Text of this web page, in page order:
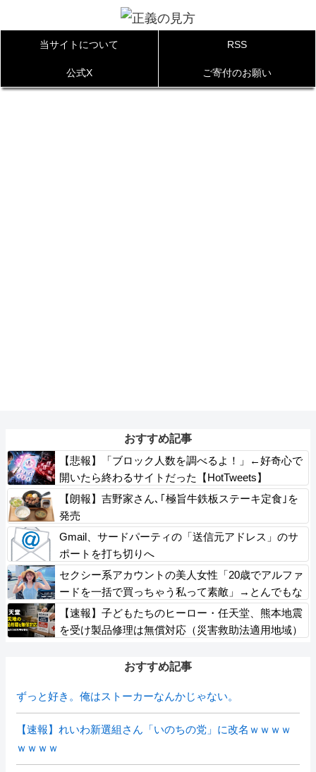
当サイトについて RSS
公式X ご寄付のお願い
おすすめ記事
【悲報】「ブロック人数を調べるよ！」←好奇心で
開いたら終わるサイトだった【HotTweets】
【朗報】吉野家さん､｢極旨牛鉄板ステーキ定食｣を
発売
Gmail、サードパーティの「送信元アドレス」のサ
ポートを打ち切りへ
セクシー系アカウントの美人女性「20歳でアルファ
ードを一括で買っちゃう私って素敵」→とんでもな
いものが映り込んでしまい、終わる
【速報】子どもたちのヒーロー・任天堂、熊本地震
を受け製品修理は無償対応（災害救助法適用地域）
おすすめ記事
ずっと好き。俺はストーカーなんかじゃない。
【速報】れいわ新選組さん「いのちの党」に改名ｗｗｗｗ
ｗｗｗｗ